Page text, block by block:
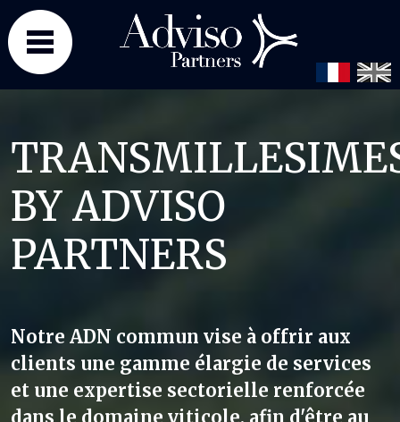
BY ADVISO
PARTNERS
Notre ADN commun vise à offrir aux
clients une gamme élargie de services
et une expertise sectorielle renforcée
dans le domaine viticole, afin d'être au
Panneau de gestion des cookies